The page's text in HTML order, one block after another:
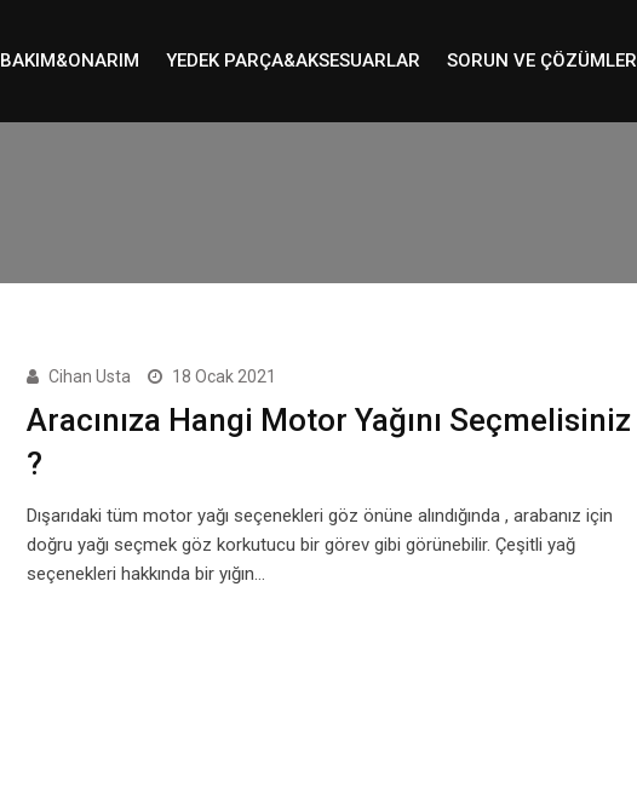
BAKIM&ONARIM YEDEK PARÇA&AKSESUARLAR SORUN VE ÇÖZÜMLER
Cihan Usta 18 Ocak 2021
Aracınıza Hangi Motor Yağını Seçmelisiniz
?
Dışarıdaki tüm motor yağı seçenekleri göz önüne alındığında , arabanız için
doğru yağı seçmek göz korkutucu bir görev gibi görünebilir. Çeşitli yağ
seçenekleri hakkında bir yığın…